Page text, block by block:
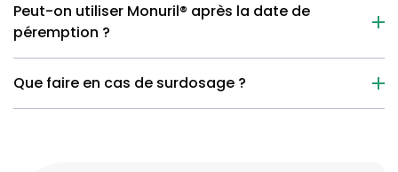
Peut-on utiliser Monuril® après la date de
péremption ?
Que faire en cas de surdosage ?